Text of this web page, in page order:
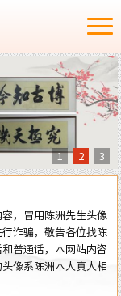
1 2 3
，冒用陈洲先生头像
诈骗，敬告各位找陈
普通话，本网站内咨
像系陈洲本人真人相